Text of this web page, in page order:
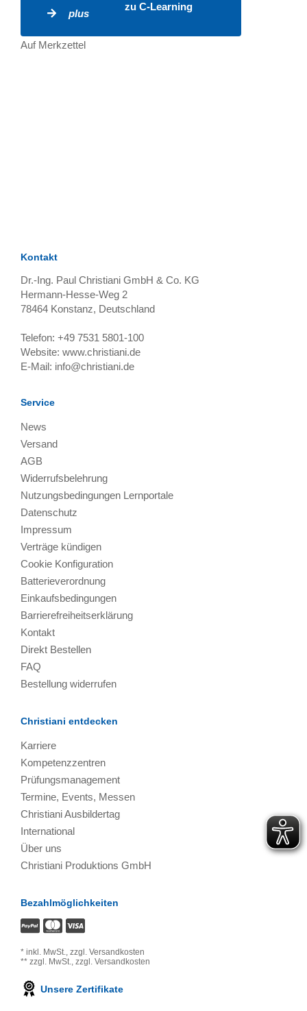
zu C-Learning
plus
Auf Merkzettel
Kontakt
Dr.-Ing. Paul Christiani GmbH & Co. KG
Hermann-Hesse-Weg 2
78464 Konstanz, Deutschland
Telefon: +49 7531 5801-100
Website: www.christiani.de
E-Mail: info@christiani.de
Service
News
Versand
AGB
Widerrufsbelehrung
Nutzungsbedingungen Lernportale
Datenschutz
Impressum
Verträge kündigen
Cookie Konfiguration
Batterieverordnung
Einkaufsbedingungen
Barrierefreiheitserklärung
Kontakt
Direkt Bestellen
FAQ
Bestellung widerrufen
Christiani entdecken
Karriere
Kompetenzzentren
Prüfungsmanagement
Termine, Events, Messen
Christiani Ausbildertag
International
Über uns
Christiani Produktions GmbH
Bezahlmöglichkeiten
* inkl. MwSt., zzgl. Versandkosten
** zzgl. MwSt., zzgl. Versandkosten
Unsere Zertifikate